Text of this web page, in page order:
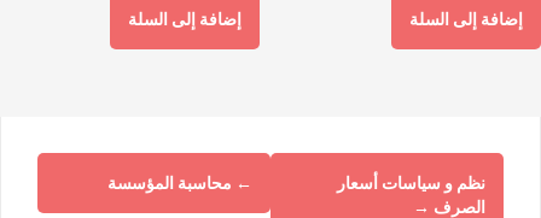
إضافة إلى السلة إضافة إلى السلة
← محاسبة المؤسسة
نظم و سياسات أسعار
الصرف →